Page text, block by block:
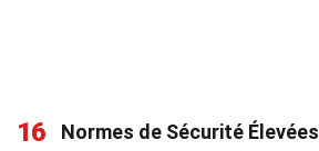
16
Normes de Sécurité Élevées